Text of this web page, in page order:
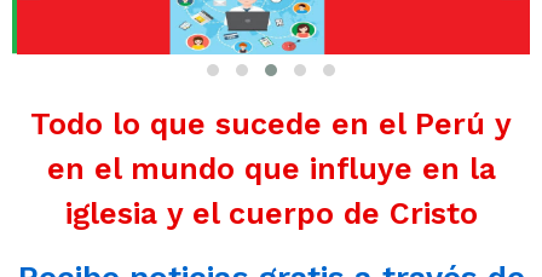
Todo lo que sucede en el Perú y
en el mundo que influye en la
iglesia y el cuerpo de Cristo